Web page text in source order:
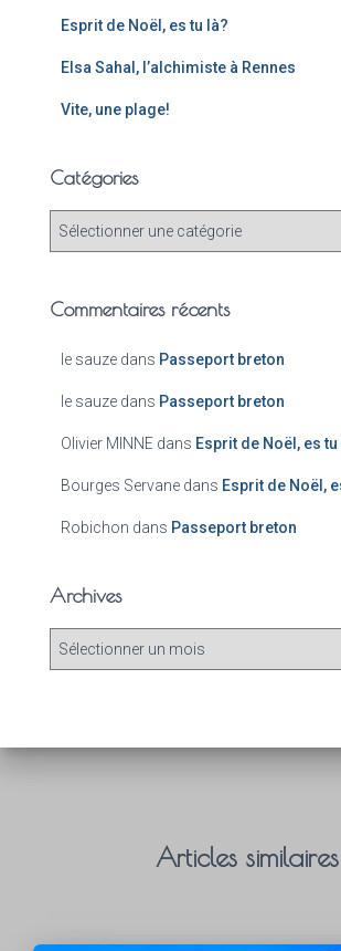
Esprit de Noël, es tu là?
Elsa Sahal, l’alchimiste à Rennes
Vite, une plage!
Catégories
Commentaires récents
le sauze dans Passeport breton
le sauze dans Passeport breton
Olivier MINNE dans Esprit de Noël, es tu
Bourges Servane dans Esprit de Noël,
Robichon dans Passeport breton
Archives
Articles similaires